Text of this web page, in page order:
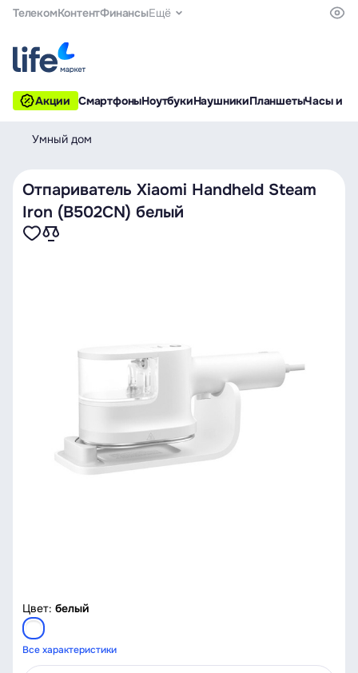
ТелекомКонтентФинансыЕщё
Акции СмартфоныНоутбукиНаушникиПланшетыЧасы и
Умный дом
Отпариватель Xiaomi Handheld Steam
Iron (B502CN) белый
Цвет: белый
Все характеристики